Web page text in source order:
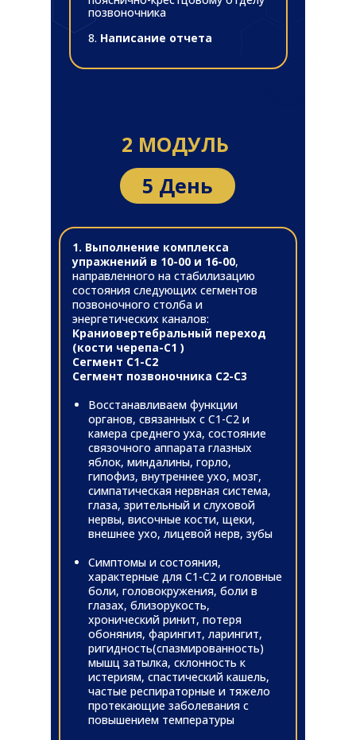
позвоночника
8. Написание отчета
2 МОДУЛЬ
1. Выполнение комплекса
упражнений в 10-00 и 16-00,
направленного на стабилизацию
состояния следующих сегментов
позвоночного столба и
энергетических каналов:
Краниовертебральный переход
(кости черепа-С1 )
Сегмент С1-С2
Сегмент позвоночника С2-С3
Восстанавливаем функции
органов, связанных с С1-С2 и
камера среднего уха, состояние
связочного аппарата глазных
яблок, миндалины, горло,
гипофиз, внутреннее ухо, мозг,
симпатическая нервная система,
глаза, зрительный и слуховой
нервы, височные кости, щеки,
внешнее ухо, лицевой нерв, зубы
Симптомы и состояния,
характерные для С1-С2 и головные
боли, головокружения, боли в
глазах, близорукость,
хронический ринит, потеря
обоняния, фарингит, ларингит,
ригидность(спазмированность)
мышц затылка, склонность к
истериям, спастический кашель,
частые респираторные и тяжело
протекающие заболевания с
повышением температуры
5 День